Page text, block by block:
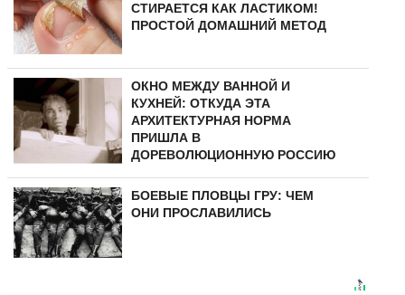
СТИРАЕТСЯ КАК ЛАСТИКОМ!
ПРОСТОЙ ДОМАШНИЙ МЕТОД
ОКНО МЕЖДУ ВАННОЙ И
КУХНЕЙ: ОТКУДА ЭТА
АРХИТЕКТУРНАЯ НОРМА
ПРИШЛА В
ДОРЕВОЛЮЦИОННУЮ РОССИЮ
БОЕВЫЕ ПЛОВЦЫ ГРУ: ЧЕМ
ОНИ ПРОСЛАВИЛИСЬ